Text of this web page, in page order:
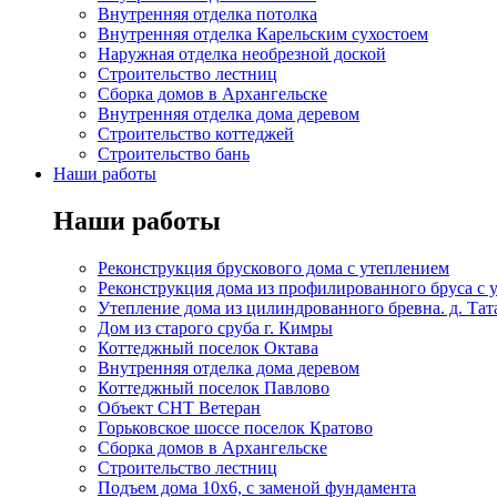
Внутренняя отделка потолка
Внутренняя отделка Карельским сухостоем
Наружная отделка необрезной доской
Строительство лестниц
Сборка домов в Архангельске
Внутренняя отделка дома деревом
Строительство коттеджей
Строительство бань
Наши работы
Наши работы
Реконструкция брускового дома с утеплением
Реконструкция дома из профилированного бруса с
Утепление дома из цилиндрованного бревна. д.
Дом из старого сруба г. Кимры
Коттеджный поселок Октава
Внутренняя отделка дома деревом
Коттеджный поселок Павлово
Объект СНТ Ветеран
Горьковское шоссе поселок Кратово
Сборка домов в Архангельске
Строительство лестниц
Подъем дома 10х6, с заменой фундамента